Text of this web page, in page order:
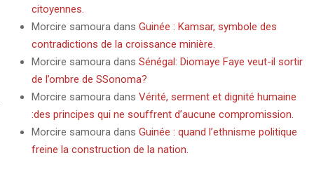
citoyennes.
Morcire samoura dans Guinée : Kamsar, symbole des
contradictions de la croissance minière.
Morcire samoura dans Sénégal: Diomaye Faye veut-il sortir
de l’ombre de SSonoma?
Morcire samoura dans Vérité, serment et dignité humaine
:des principes qui ne souffrent d’aucune compromission.
Morcire samoura dans Guinée : quand l’ethnisme politique
freine la construction de la nation.